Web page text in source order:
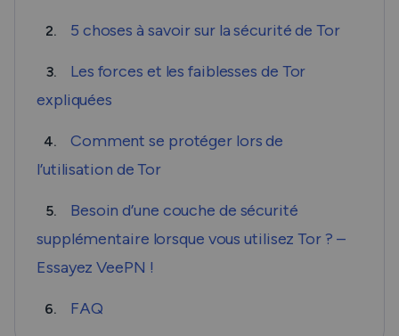
2. 5 choses à savoir sur la sécurité de Tor
3.
Les forces et les faiblesses de Tor
expliquées
4.
Comment se protéger lors de
l’utilisation de Tor
5.
Besoin d’une couche de sécurité
supplémentaire lorsque vous utilisez Tor ? –
Essayez VeePN !
6. FAQ